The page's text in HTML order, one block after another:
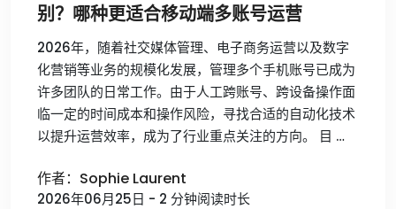
别？哪种更适合移动端多账号运营
2026年，随着社交媒体管理、电子商务运营以及数字
化营销等业务的规模化发展，管理多个手机账号已成为
许多团队的日常工作。由于人工跨账号、跨设备操作面
临一定的时间成本和操作风险，寻找合适的自动化技术
以提升运营效率，成为了行业重点关注的方向。 目 …
作者：Sophie Laurent
2026年06月25日 - 2 分钟阅读时长